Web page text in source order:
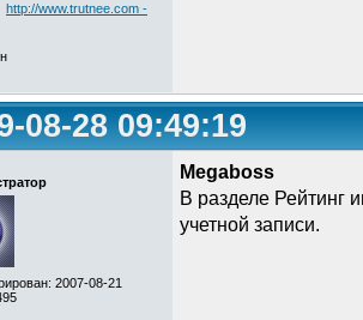
http://www.trutnee.com -
08-28 09:49:19
2007-08-21
Megaboss
В разделе Рейтинг
учетной записи.